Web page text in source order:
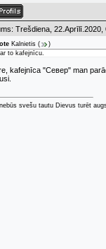
Trešdiena,
Kalnietis (
)
to kafejnīcu.
kafejnīca "Север" man
svešu tautu Dievus turēt